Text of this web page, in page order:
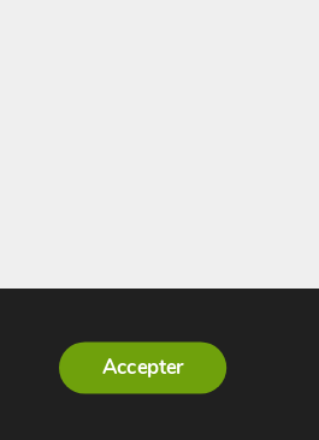
Accepter